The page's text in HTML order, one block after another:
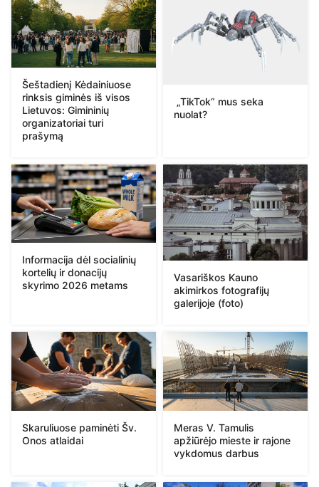
Šeštadienį Kėdainiuose
rinksis giminės iš visos
Lietuvos: Gimininių
organizatoriai turi
prašymą
„TikTok“ mus seka
nuolat?
Informacija dėl socialinių
kortelių ir donacijų
skyrimo 2026 metams
Vasariškos Kauno
akimirkos fotografijų
galerijoje (foto)
Skaruliuose paminėti Šv.
Onos atlaidai
Meras V. Tamulis
apžiūrėjo mieste ir rajone
vykdomus darbus